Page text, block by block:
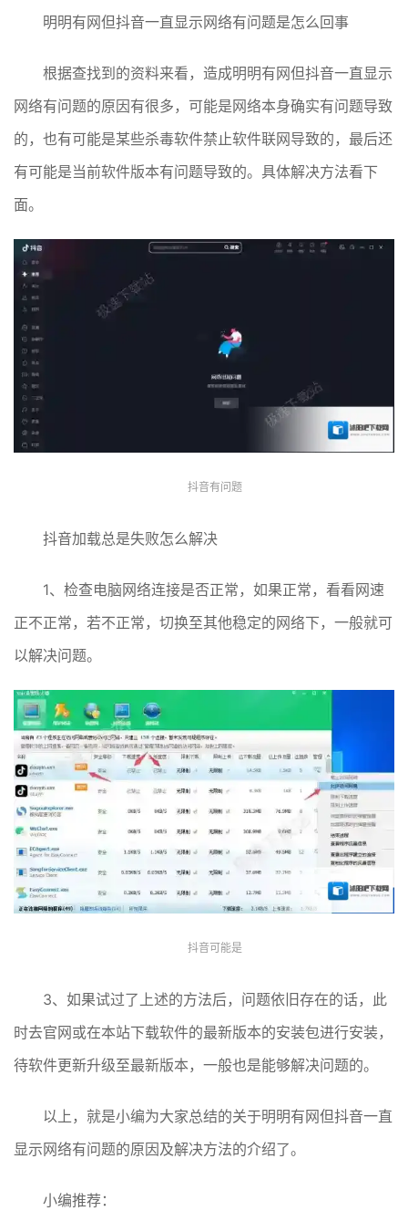
明明有网但抖音一直显示网络有问题是怎么回事
根据查找到的资料来看，造成明明有网但抖音一直显示
网络有问题的原因有很多，可能是网络本身确实有问题导致
的，也有可能是某些杀毒软件禁止软件联网导致的，最后还
有可能是当前软件版本有问题导致的。具体解决方法看下
面。
抖音有问题
抖音加载总是失败怎么解决
1、检查电脑网络连接是否正常，如果正常，看看网速
正不正常，若不正常，切换至其他稳定的网络下，一般就可
以解决问题。
抖音可能是
3、如果试过了上述的方法后，问题依旧存在的话，此
时去官网或在本站下载软件的最新版本的安装包进行安装，
待软件更新升级至最新版本，一般也是能够解决问题的。
以上，就是小编为大家总结的关于明明有网但抖音一直
显示网络有问题的原因及解决方法的介绍了。
小编推荐：